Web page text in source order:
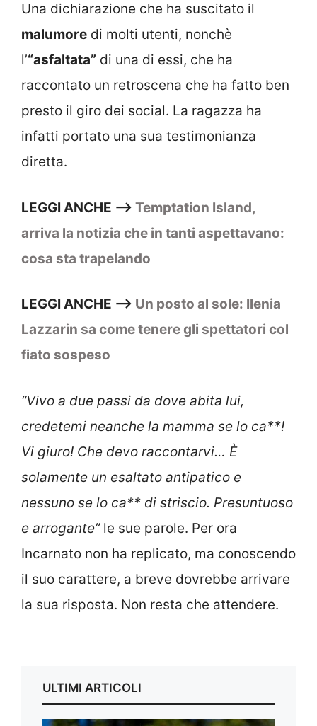
Una dichiarazione che ha suscitato il
malumore di molti utenti, nonchè
l’“asfaltata” di una di essi, che ha
raccontato un retroscena che ha fatto ben
presto il giro dei social. La ragazza ha
infatti portato una sua testimonianza
diretta.
LEGGI ANCHE –> Temptation Island,
arriva la notizia che in tanti aspettavano:
cosa sta trapelando
LEGGI ANCHE –> Un posto al sole: Ilenia
Lazzarin sa come tenere gli spettatori col
fiato sospeso
“Vivo a due passi da dove abita lui,
credetemi neanche la mamma se lo ca**!
Vi giuro! Che devo raccontarvi… È
solamente un esaltato antipatico e
nessuno se lo ca** di striscio. Presuntuoso
e arrogante”le sue parole. Per ora
Incarnato non ha replicato, ma conoscendo
il suo carattere, a breve dovrebbe arrivare
la sua risposta. Non resta che attendere.
ULTIMI ARTICOLI